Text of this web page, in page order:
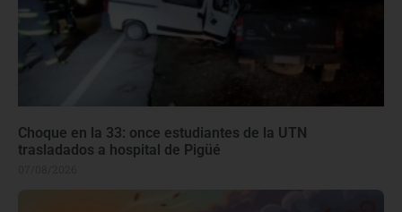
Choque en la 33: once estudiantes de la UTN
trasladados a hospital de Pigüé